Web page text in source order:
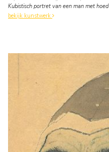
Kubistisch portret van een man met hoed
bekijk kunstwerk